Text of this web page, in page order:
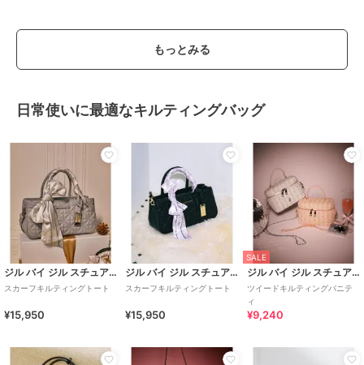
もっとみる
日常使いに最適なキルティングバッグ
ジル バイ ジル スチュアート
スカーフキルティングトート
¥15,950
ジル バイ ジル スチュアート
スカーフキルティングトート
¥15,950
SALE
ジル バイ ジル スチュアート
ツイードキルティングバニテ
ィ
¥9,240